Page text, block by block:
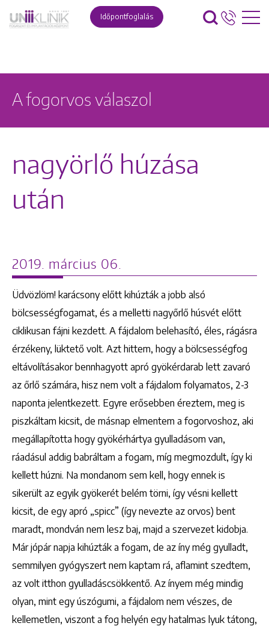
Időpontfoglalás
A fogorvos válaszol
nagyörlő húzása
után
2019. március 06.
Üdvözlöm! karácsony előtt kihúzták a jobb alsó
bölcsességfogamat, és a melletti nagyőrlő húsvét előtt
ciklikusan fájni kezdett. A fájdalom belehasító, éles, rágásra
érzékeny, lüktető volt. Azt hittem, hogy a bölcsességfog
eltávolításakor bennhagyott apró gyökérdarab lett zavaró
az őrlő számára, hisz nem volt a fájdalom folyamatos, 2-3
naponta jelentkezett. Egyre erősebben éreztem, meg is
piszkáltam kicsit, de másnap elmentem a fogorvoshoz, aki
megállapította hogy gyökérhártya gyulladásom van,
ráadásul addig babráltam a fogam, míg megmozdult, így ki
kellett húzni. Na mondanom sem kell, hogy ennek is
sikerült az egyik gyökerét belém törni, így vésni kellett
kicsit, de egy apró „spicc” (így nevezte az orvos) bent
maradt, mondván nem lesz baj, majd a szervezet kidobja.
Már jópár napja kihúzták a fogam, de az íny még gyulladt,
semmilyen gyógyszert nem kaptam rá, aflamint szedtem,
az volt itthon gyulladáscsökkentő. Az ínyem még mindig
olyan, mint egy úszógumi, a fájdalom nem vészes, de
kellemetlen, viszont a fog helyén egy hatalmas lyuk tátong,